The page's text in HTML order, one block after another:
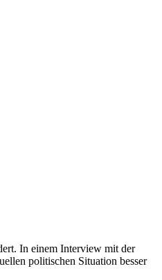
In einem Interview mit der
politischen Situation besser